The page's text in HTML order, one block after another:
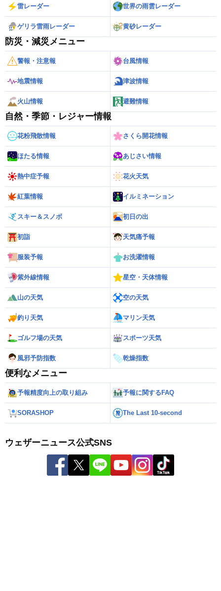
雷レーダー 世界の雨雲レーダー
ゲリラ雷雨レーダー 黄砂レーダー
防災・減災メニュー
警報・注意報 台風情報
地震情報 津波情報
火山情報 避難情報
自然・季節・レジャー情報
花粉飛散情報 さくら開花情報
ほたる情報 あじさい情報
熱中症予報 花火天気
紅葉情報 イルミネーション
スキー＆スノボ 初日の出
初詣 天気痛予報
服装予報 お洗濯情報
紫外線情報 星空・天体情報
山の天気 空の天気
釣り天気 マリン天気
ゴルフ場の天気 スポーツ天気
風邪予防指数 乾燥指数
便利なメニュー
予報精度向上の取り組み 予報に関するFAQ
SORASHOP The Last 10-second
ウェザーニュース公式SNS